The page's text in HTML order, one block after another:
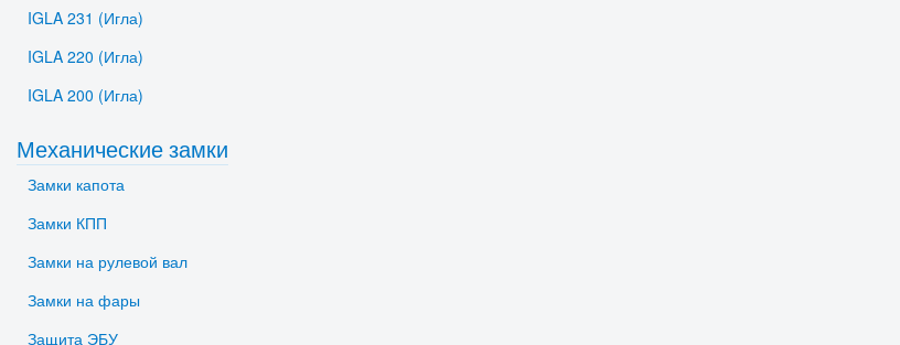
IGLA 231 (Игла)
IGLA 220 (Игла)
IGLA 200 (Игла)
Механические замки
Замки капота
Замки КПП
Замки на рулевой вал
Замки на фары
Защита ЭБУ